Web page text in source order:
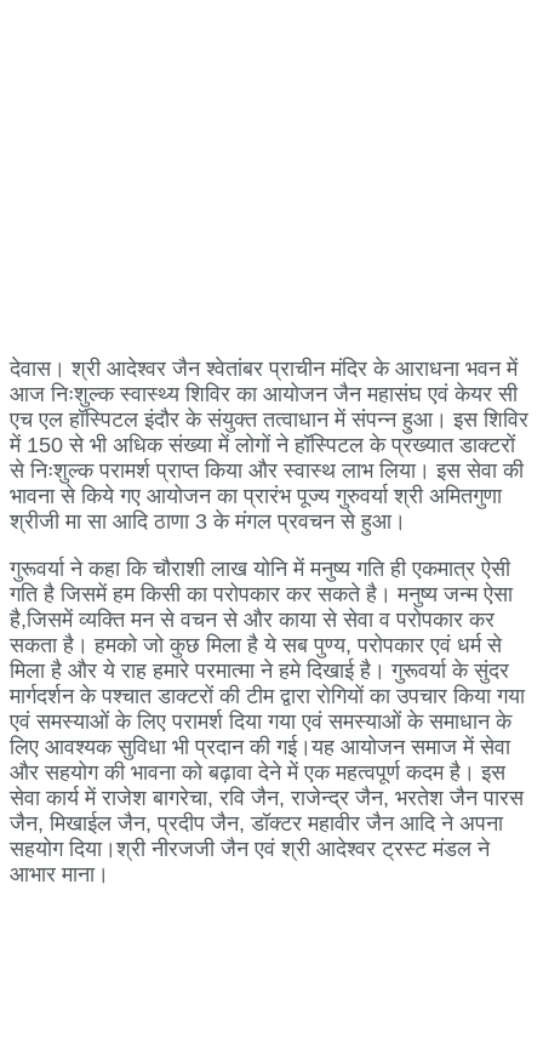
देवास। श्री आदेश्वर जैन श्वेतांबर प्राचीन मंदिर के आराधना भवन में
आज निःशुल्क स्वास्थ्य शिविर का आयोजन जैन महासंघ एवं केयर सी
एच एल हॉस्पिटल इंदौर के संयुक्त तत्वाधान में संपन्न हुआ। इस शिविर
में 150 से भी अधिक संख्या में लोगों ने हॉस्पिटल के प्रख्यात डाक्टरों
से निःशुल्क परामर्श प्राप्त किया और स्वास्थ लाभ लिया। इस सेवा की
भावना से किये गए आयोजन का प्रारंभ पूज्य गुरुवर्या श्री अमितगुणा
श्रीजी मा सा आदि ठाणा 3 के मंगल प्रवचन से हुआ।
गुरूवर्या ने कहा कि चौराशी लाख योनि में मनुष्य गति ही एकमात्र ऐसी
गति है जिसमें हम किसी का परोपकार कर सकते है। मनुष्य जन्म ऐसा
है,जिसमें व्यक्ति मन से वचन से और काया से सेवा व परोपकार कर
सकता है। हमको जो कुछ मिला है ये सब पुण्य, परोपकार एवं धर्म से
मिला है और ये राह हमारे परमात्मा ने हमे दिखाई है। गुरूवर्या के सुंदर
मार्गदर्शन के पश्चात डाक्टरों की टीम द्वारा रोगियों का उपचार किया गया
एवं समस्याओं के लिए परामर्श दिया गया एवं समस्याओं के समाधान के
लिए आवश्यक सुविधा भी प्रदान की गई।यह आयोजन समाज में सेवा
और सहयोग की भावना को बढ़ावा देने में एक महत्वपूर्ण कदम है। इस
सेवा कार्य में राजेश बागरेचा, रवि जैन, राजेन्द्र जैन, भरतेश जैन पारस
जैन, मिखाईल जैन, प्रदीप जैन, डॉक्टर महावीर जैन आदि ने अपना
सहयोग दिया।श्री नीरजजी जैन एवं श्री आदेश्वर ट्रस्ट मंडल ने
आभार माना।